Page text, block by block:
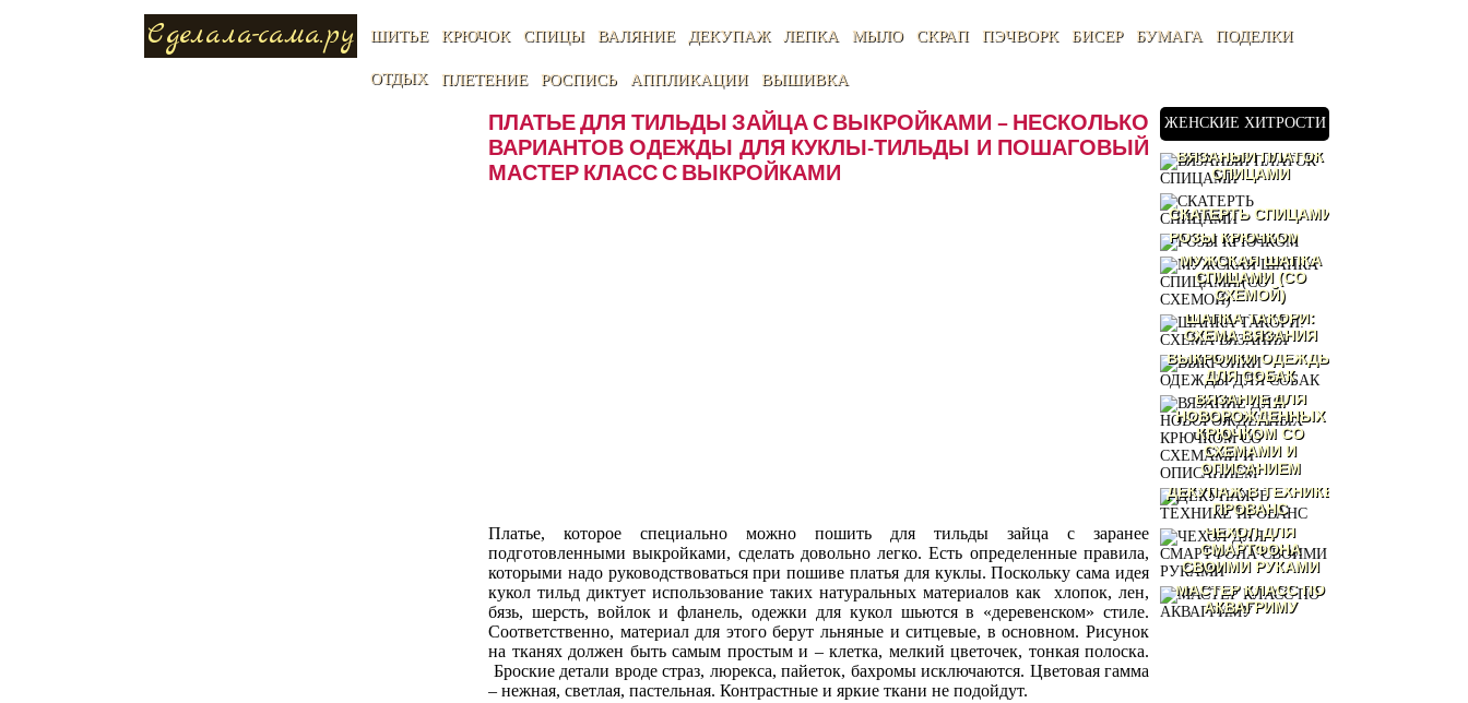
Сделала-сама.ру ШИТЬЕ КРЮЧОК СПИЦЫ ВАЛЯНИЕ ДЕКУПАЖ ЛЕПКА МЫЛО СКРАП ПЭЧВОРК БИСЕР БУМАГА ПОДЕЛКИ
ОТДЫХ ПЛЕТЕНИЕ РОСПИСЬ АППЛИКАЦИИ ВЫШИВКА
ЖЕНСКИЕ ХИТРОСТИ
ВЯЗАНЫЙ ПЛАТОК
СПИЦАМИ
СКАТЕРТЬ СПИЦАМИ
РОЗЫ КРЮЧКОМ
МУЖСКАЯ ШАПКА
СПИЦАМИ (СО
СХЕМОЙ)
ШАПКА ТАКОРИ:
СХЕМА ВЯЗАНИЯ
ВЫКРОЙКИ ОДЕЖДЫ
ДЛЯ СОБАК
ВЯЗАНИЕ ДЛЯ
НОВОРОЖДЕННЫХ
КРЮЧКОМ СО
СХЕМАМИ И
ОПИСАНИЕМ
ДЕКУПАЖ В ТЕХНИКЕ
ПРОВАНС
ЧЕХОЛ ДЛЯ
СМАРТФОНА
СВОИМИ РУКАМИ
МАСТЕР КЛАСС ПО
АКВАГРИМУ
ПЛАТЬЕ ДЛЯ ТИЛЬДЫ ЗАЙЦА С ВЫКРОЙКАМИ – НЕСКОЛЬКО
ВАРИАНТОВ ОДЕЖДЫ ДЛЯ КУКЛЫ-ТИЛЬДЫ И ПОШАГОВЫЙ
МАСТЕР КЛАСС С ВЫКРОЙКАМИ
Платье, которое специально можно пошить для тильды зайца с заранее
подготовленными выкройками, сделать довольно легко. Есть определенные правила,
которыми надо руководствоваться при пошиве платья для куклы. Поскольку сама идея
кукол тильд диктует использование таких натуральных материалов как хлопок, лен,
бязь, шерсть, войлок и фланель, одежки для кукол шьются в «деревенском» стиле.
Соответственно, материал для этого берут льняные и ситцевые, в основном. Рисунок
на тканях должен быть самым простым и – клетка, мелкий цветочек, тонкая полоска.
Броские детали вроде страз, люрекса, пайеток, бахромы исключаются. Цветовая гамма
– нежная, светлая, пастельная. Контрастные и яркие ткани не подойдут.